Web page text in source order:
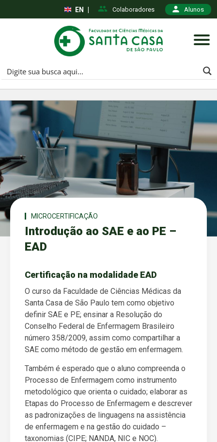
Colaboradores Alunos
EN
MICROCERTIFICAÇÃO
Introdução ao SAE e ao PE –
EAD
Certificação na modalidade EAD
O curso da Faculdade de Ciências Médicas da
Santa Casa de São Paulo tem como objetivo
definir SAE e PE;​ ensinar a Resolução do
Conselho Federal de Enfermagem Brasileiro
número 358/2009, assim como compartilhar a
SAE como método de gestão em enfermagem.
Também é esperado que o aluno compreenda o
Processo de Enfermagem como instrumento
metodológico que orienta o cuidado; elaborar as
Etapas do Processo de Enfermagem e descrever
as padronizações de linguagens na assistência
de enfermagem e na gestão do cuidado –
taxonomias (CIPE; NANDA, NIC e NOC).​